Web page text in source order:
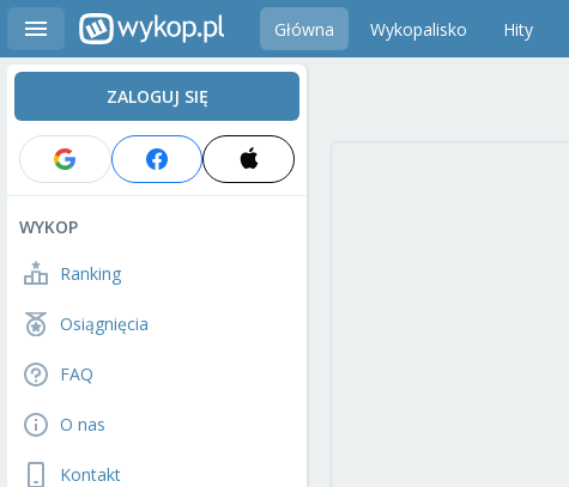
Główna Wykopalisko Hity
ZALOGUJ SIĘ
WYKOP
Ranking
Osiągnięcia
FAQ
O nas
Kontakt